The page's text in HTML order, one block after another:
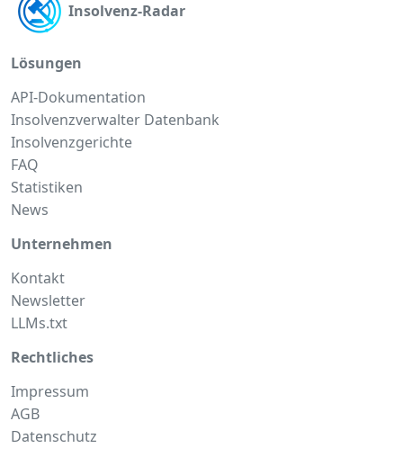
Insolvenz-Radar
Lösungen
API-Dokumentation
Insolvenzverwalter Datenbank
Insolvenzgerichte
FAQ
Statistiken
News
Unternehmen
Kontakt
Newsletter
LLMs.txt
Rechtliches
Impressum
AGB
Datenschutz